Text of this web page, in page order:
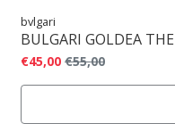
bvlgari
BULGARI GOLDEA
€45,00 €55,00